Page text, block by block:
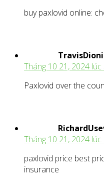
buy paxlovid online:
TravisDioni
Tháng 10 21, 2024 lúc
Paxlovid over the
Tháng 10 21, 2024 lúc
paxlovid price best
insurance